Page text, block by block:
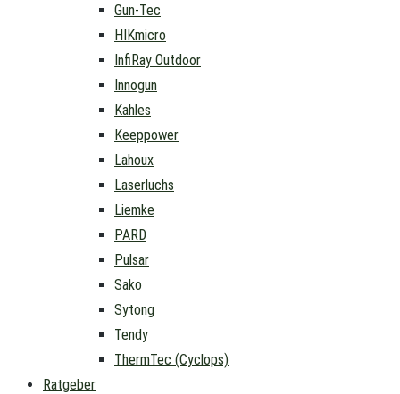
Gun-Tec
HIKmicro
InfiRay Outdoor
Innogun
Kahles
Keeppower
Lahoux
Laserluchs
Liemke
PARD
Pulsar
Sako
Sytong
Tendy
ThermTec (Cyclops)
Ratgeber